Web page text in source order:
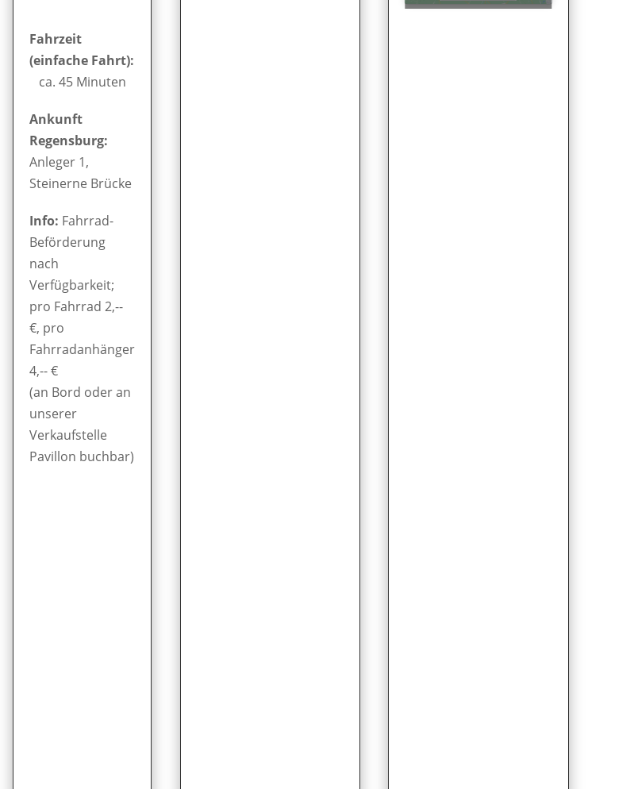
Fahrzeit
(einfache Fahrt):
ca. 45 Minuten
Ankunft
Regensburg:
Anleger 1,
Steinerne Brücke
Info: Fahrrad-
Beförderung
nach
Verfügbarkeit;
pro Fahrrad 2,--
€, pro
Fahrradanhänger
4,-- €
(an Bord oder an
unserer
Verkaufstelle
Pavillon buchbar)